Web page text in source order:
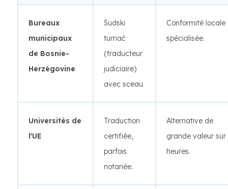
Bureaux
municipaux
de Bosnie-
Herzégovine
Sudski
tumač
(traducteur
judiciaire)
avec sceau.
Conformité locale
spécialisée.
Universités de
l'UE
Traduction
certifiée,
parfois
notariée.
Alternative de
grande valeur sur
heures.